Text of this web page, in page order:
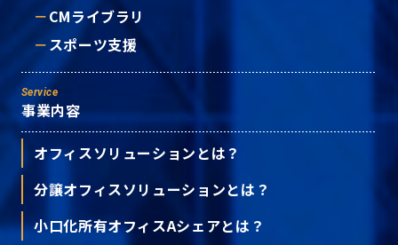
CMライブラリ
スポーツ支援
Service
事業内容
オフィスソリューションとは？
分譲オフィスソリューションとは？
小口化所有オフィスAシェアとは？